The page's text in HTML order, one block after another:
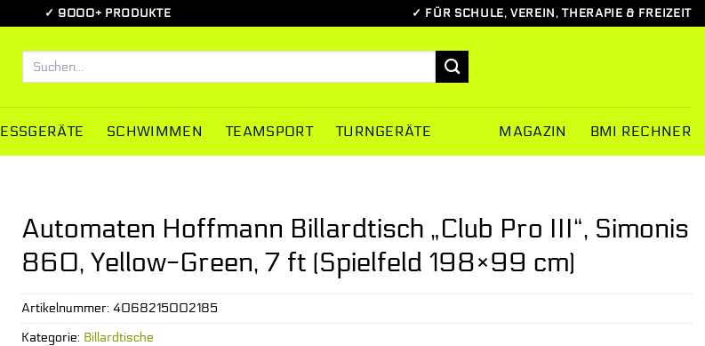
✓ 9000+ PRODUKTE ✓ FÜR SCHULE, VEREIN, THERAPIE & FREIZEIT
Suchen
SCHWIMMEN TEAMSPORT TURNGERÄTE MAGAZIN BMI RECHNER
Automaten Hoffmann Billardtisch „Club Pro III“, Simonis
860, Yellow-Green, 7 ft (Spielfeld 198×99 cm)
Artikelnummer: 4068215002185
Kategorie: Billardtische